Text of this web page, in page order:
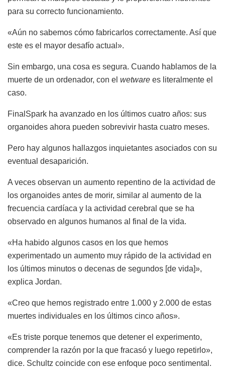
para su correcto funcionamiento.
«Aún no sabemos cómo fabricarlos correctamente. Así que
este es el mayor desafío actual».
Sin embargo, una cosa es segura. Cuando hablamos de la
muerte de un ordenador, con el wetware es literalmente el
caso.
FinalSpark ha avanzado en los últimos cuatro años: sus
organoides ahora pueden sobrevivir hasta cuatro meses.
Pero hay algunos hallazgos inquietantes asociados con su
eventual desaparición.
A veces observan un aumento repentino de la actividad de
los organoides antes de morir, similar al aumento de la
frecuencia cardíaca y la actividad cerebral que se ha
observado en algunos humanos al final de la vida.
«Ha habido algunos casos en los que hemos
experimentado un aumento muy rápido de la actividad en
los últimos minutos o decenas de segundos [de vida]»,
explica Jordan.
«Creo que hemos registrado entre 1.000 y 2.000 de estas
muertes individuales en los últimos cinco años».
«Es triste porque tenemos que detener el experimento,
comprender la razón por la que fracasó y luego repetirlo»,
dice. Schultz coincide con ese enfoque poco sentimental.